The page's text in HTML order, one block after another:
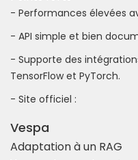
- Performances élevées
- API simple et bien
- Supporte des
TensorFlow et PyTorch.
- Site officiel :
Vespa
Adaptation à un RAG